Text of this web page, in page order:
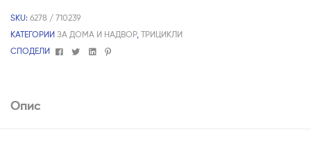
SKU: 6278 / 710239
КАТЕГОРИИ ЗА ДОМА И НАДВОР, ТРИЦИКЛИ
СПОДЕЛИ
FacebookTwitterLinkedin
Pinterest
Опис